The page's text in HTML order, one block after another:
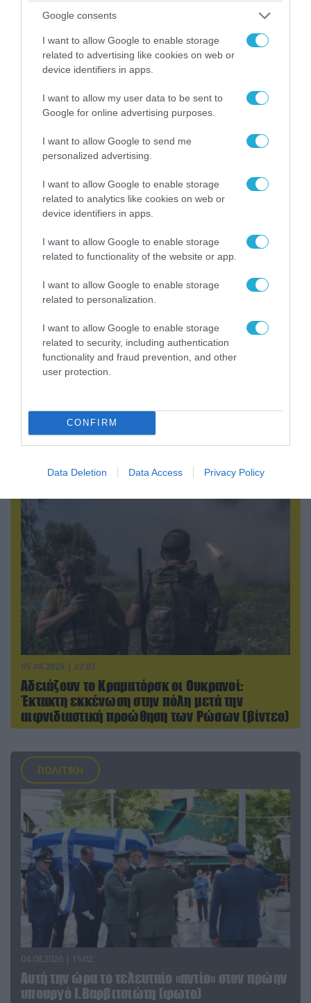
Google consents
I want to allow Google to enable storage
related to advertising like cookies on web or
device identifiers in apps.
I want to allow my user data to be sent to
Google for online advertising purposes.
I want to allow Google to send me
personalized advertising.
I want to allow Google to enable storage
related to analytics like cookies on web or
device identifiers in apps.
I want to allow Google to enable storage
related to functionality of the website or app.
I want to allow Google to enable storage
related to personalization.
I want to allow Google to enable storage
related to security, including authentication
functionality and fraud prevention, and other
user protection.
CONFIRM
Data Deletion Data Access Privacy Policy
Η Κίνα επέδειξε για πρώτη φορά την
αεροπορική πυρηνική της τριάδα και
προκάλεσε διεθνές σοκ – Δείτε βίντεο
05.08.2026 | 15:02
ΗΠΑ: Σε εξέλιξη έρευνα της FAA για
Marine One που μετέφερε τον Ν.Τραμπ
05.08.2026 | 22:02
Αδειάζουν το Κραματόρσκ οι Ουκρανοί:
Έκτακτη εκκένωση στην πόλη μετά την
αιφνιδιαστική προώθηση των Ρώσων (βίντεο)
ΠΟΛΙΤΙΚΗ
04.08.2026 | 15:02
Αυτή την ώρα το τελευταίο «αντίο» στον πρώην
υπουργό Ι.Βαρβιτσιώτη (φωτο)